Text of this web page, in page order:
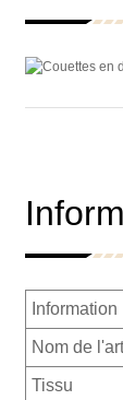
Information
Nom de
Tissu